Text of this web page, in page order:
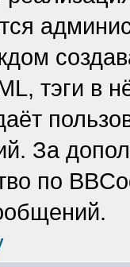
тэги в
За
по